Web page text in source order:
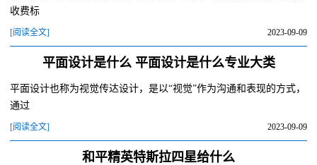
收费标
[阅读全文] 2023-09-09
平面设计是什么 平面设计是什么专业大类
平面设计也称为视觉传达设计，是以“视觉”作为沟通和表现的方式，
通过
[阅读全文] 2023-09-09
和平精英特斯拉四星给什么